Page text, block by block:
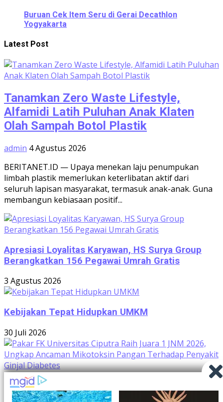
Buruan Cek Item Seru di Gerai Decathlon
Yogyakarta
Latest Post
Tanamkan Zero Waste Lifestyle,
Alfamidi Latih Puluhan Anak Klaten
Olah Sampah Botol Plastik
admin 4 Agustus 2026
BERITANET.ID — Upaya menekan laju penumpukan
limbah plastik memerlukan keterlibatan aktif dari
seluruh lapisan masyarakat, termasuk anak-anak. Guna
membangun kebiasaan positif...
Apresiasi Loyalitas Karyawan, HS Surya Group
Berangkatkan 156 Pegawai Umrah Gratis
3 Agustus 2026
Kebijakan Tepat Hidupkan UMKM
30 Juli 2026
Pakar FK Universitas Ciputra Raih Juara 1 JNM
2026, Ungkap Ancaman Mikotoksin Pangan